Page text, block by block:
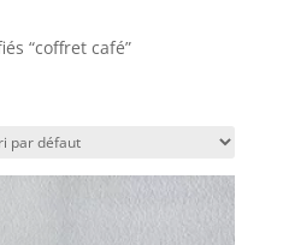
“coffret café”